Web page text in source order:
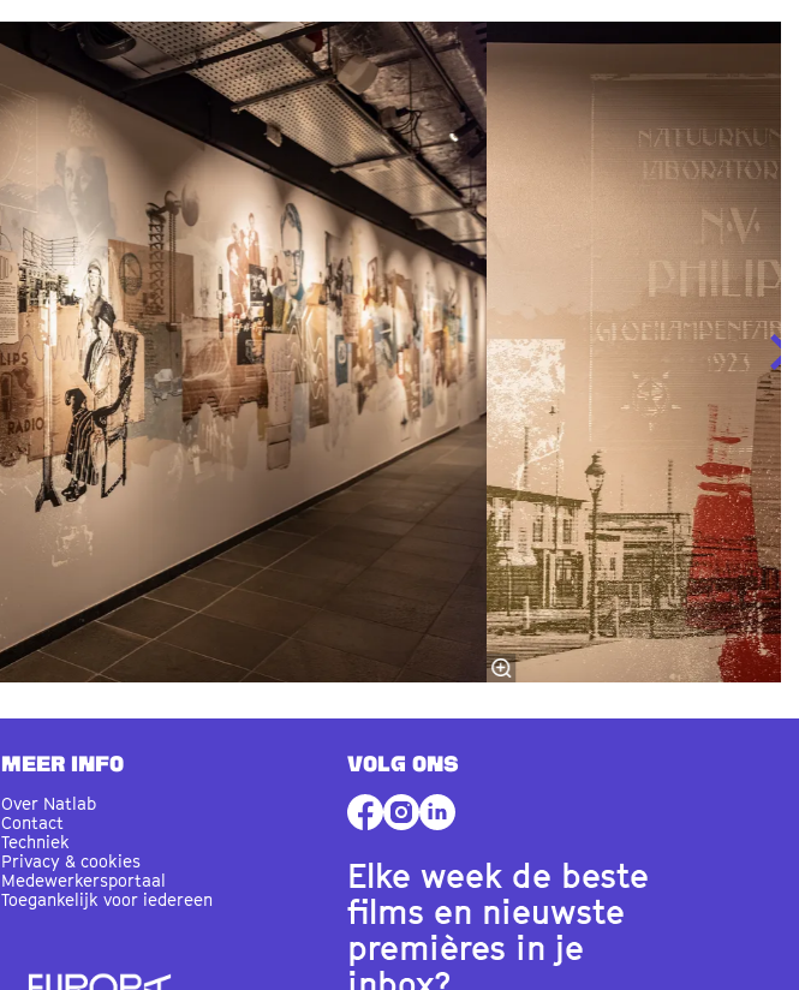
MEER INFO
Over Natlab
Contact
Techniek
Privacy & cookies
Medewerkersportaal
Toegankelijk voor iedereen
VOLG ONS
Elke week de beste
films en nieuwste
premières in je